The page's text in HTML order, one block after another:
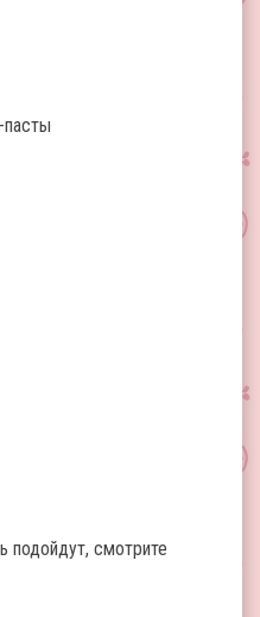
подойдут, смотрите